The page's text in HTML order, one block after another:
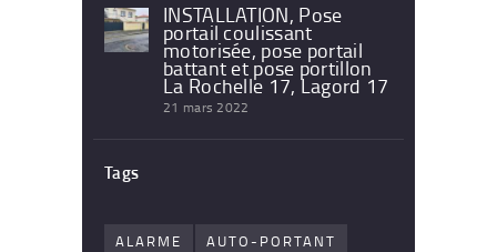
INSTALLATION, Pose
portail coulissant
motorisée, pose portail
battant et pose portillon
La Rochelle 17, Lagord 17
21 mars 2022
Tags
ALARME
AUTO-PORTANT